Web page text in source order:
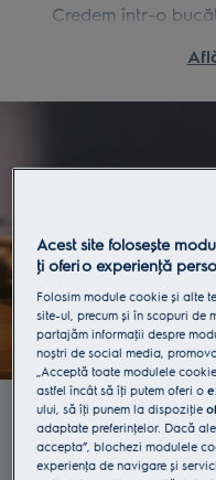
Credem într-o
obiceiurile
noastre. În
sustenabilitate,
responsabil. Cu
ne dorim să
pentru un stil de
dacă există un
este faptul că
de câţiva dintre
împreună cu care să
concurs
pentru a duce la
Obiectiv
Obiectivul tău este
spaţiul bucătăriei
Acest site folosește
ţi oferi o experienţă
Folosim module cookie și alte
site-ul, precum și în scopuri de
partajăm informaţii despre
noștri de social media,
„Acceptă toate modulele
astfel încât să îţi putem oferi o
ului, să îţi punem la dispoziţie
adaptate preferinţelor. Dacă
accepta”, blochezi modulele
experienţa de navigare și